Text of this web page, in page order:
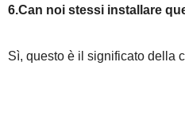
6.Can noi stessi installare
Sì, questo è il significato della